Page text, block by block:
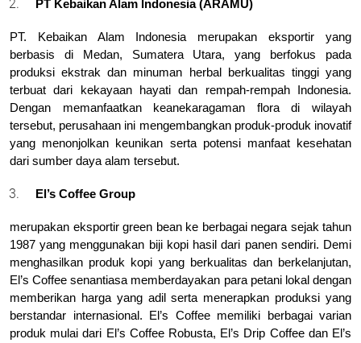
PT Kebaikan Alam Indonesia (ARAMU)
PT. Kebaikan Alam Indonesia merupakan eksportir yang
berbasis di Medan, Sumatera Utara, yang berfokus pada
produksi ekstrak dan minuman herbal berkualitas tinggi yang
terbuat dari kekayaan hayati dan rempah-rempah Indonesia.
Dengan memanfaatkan keanekaragaman flora di wilayah
tersebut, perusahaan ini mengembangkan produk-produk inovatif
yang menonjolkan keunikan serta potensi manfaat kesehatan
dari sumber daya alam tersebut.
El’s Coffee Group
merupakan eksportir green bean ke berbagai negara sejak tahun
1987 yang menggunakan biji kopi hasil dari panen sendiri. Demi
menghasilkan produk kopi yang berkualitas dan berkelanjutan,
El’s Coffee senantiasa memberdayakan para petani lokal dengan
memberikan harga yang adil serta menerapkan produksi yang
berstandar internasional. El’s Coffee memiliki berbagai varian
produk mulai dari El’s Coffee Robusta, El’s Drip Coffee dan El’s